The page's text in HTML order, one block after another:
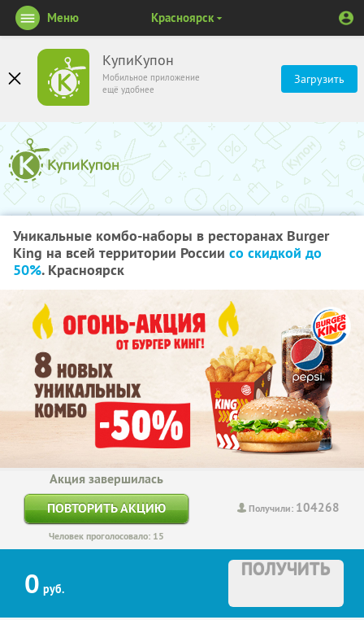
КупиКупон
Мобильное приложение
ещё удобнее
Загрузить
Меню Красноярск
Уникальные комбо-наборы в ресторанах Burger
King на всей территории России со скидкой до
50%. Красноярск
Получили: 104268
Акция завершилась
ПОВТОРИТЬ АКЦИЮ
Человек проголосовало: 15
0 руб.
ПОЛУЧИТЬ